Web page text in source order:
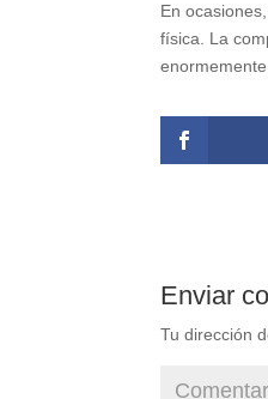
En
física. La
Enviar
Tu dirección